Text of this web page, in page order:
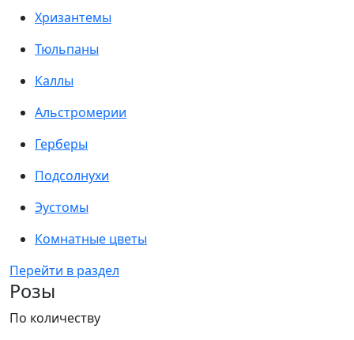
Хризантемы
Тюльпаны
Каллы
Альстромерии
Герберы
Подсолнухи
Эустомы
Комнатные цветы
Перейти в раздел
Розы
По количеству